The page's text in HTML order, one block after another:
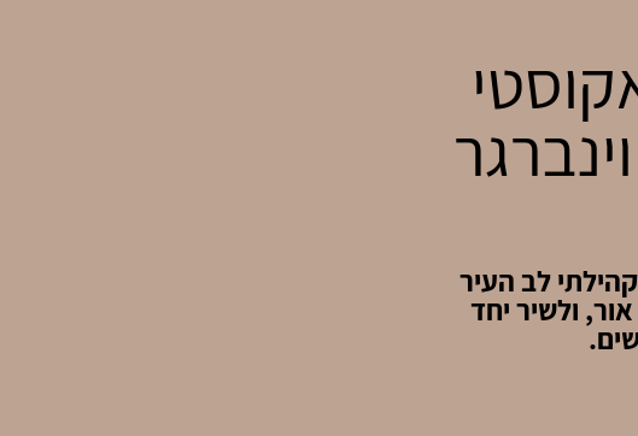
לב העיר
ולשיר יחד